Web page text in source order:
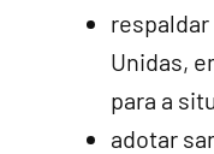
Unidas,
para a
adotar